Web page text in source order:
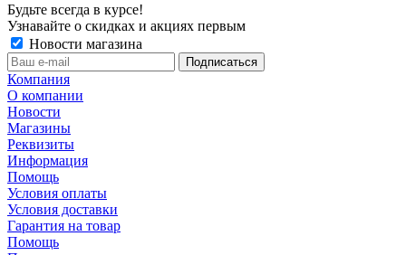
Будьте всегда в курсе!
Узнавайте о скидках и акциях первым
Новости магазина
Компания
О компании
Новости
Магазины
Реквизиты
Информация
Помощь
Условия оплаты
Условия доставки
Гарантия на товар
Помощь